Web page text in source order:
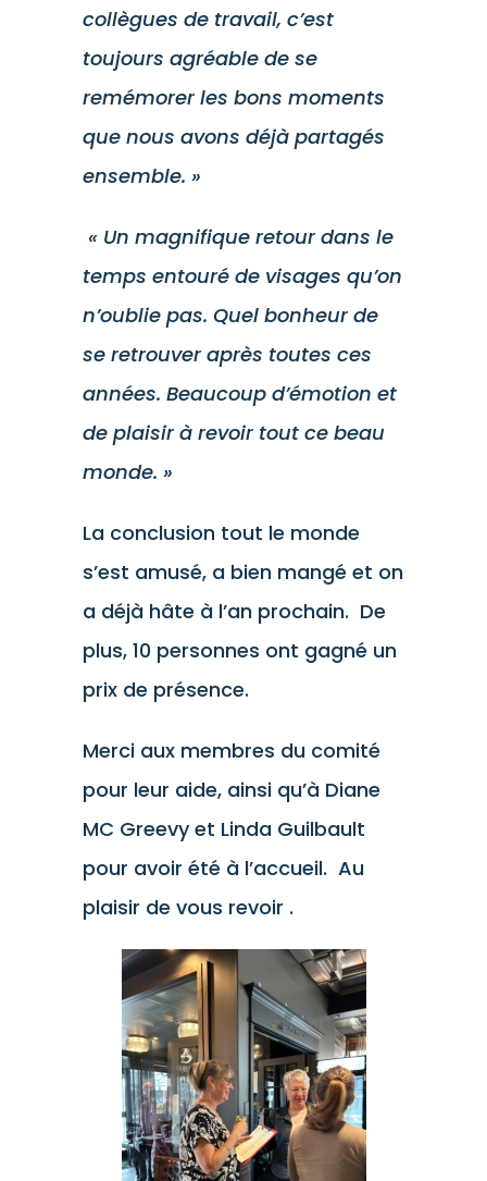
collègues de travail, c’est
toujours agréable de se
remémorer les bons moments
que nous avons déjà partagés
ensemble. »
« Un magnifique retour dans le
temps entouré de visages qu’on
n’oublie pas. Quel bonheur de
se retrouver après toutes ces
années. Beaucoup d’émotion et
de plaisir à revoir tout ce beau
monde. »
La conclusion tout le monde
s’est amusé, a bien mangé et on
a déjà hâte à l’an prochain. De
plus, 10 personnes ont gagné un
prix de présence.
Merci aux membres du comité
pour leur aide, ainsi qu’à Diane
MC Greevy et Linda Guilbault
pour avoir été à l’accueil. Au
plaisir de vous revoir .